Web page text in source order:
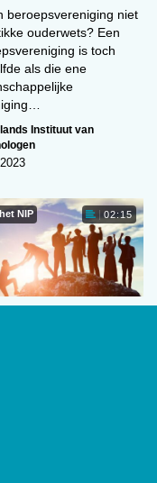
beroepsvereniging niet
ouderwets? Een
is toch
als die ene
Instituut van
NIP 02:15